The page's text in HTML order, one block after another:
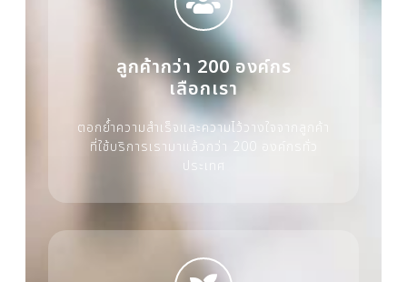
ลูกค้ากว่า 200 องค์กร
เลือกเรา
ตอกย้ำความสำเร็จและความไว้วางใจจากลูกค้า
ที่ใช้บริการเรามาแล้วกว่า 200 องค์กรทั่ว
ประเทศ